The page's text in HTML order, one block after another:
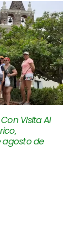
Visita Al
agosto de